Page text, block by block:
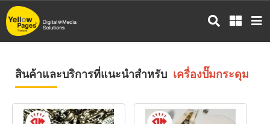
ข้าม
ไป
สินค้าและบริการที่แนะนำสำหรับ เครื่องปั๊มกระดุม